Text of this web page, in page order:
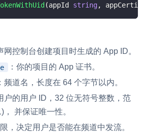
(appId string,
网控制台创建项目时生成的 App ID。
：你的项目的 App 证书。
：频道名，长度在 64 个字节以内。
户的用户 ID，32 位无符号整数，范
， 并保证唯一性。
，决定用户是否能在频道中发流。